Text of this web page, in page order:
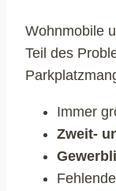
Wohnmobile
Teil des
Immer
Zweit-